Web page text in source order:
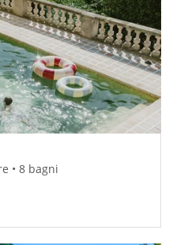
• 8 bagni